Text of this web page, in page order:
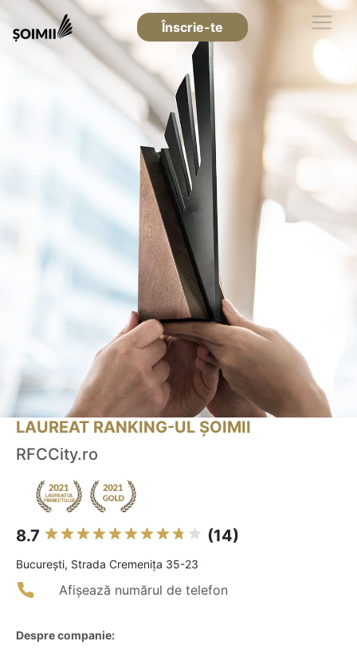
Înscrie-te
LAUREAT RANKING-UL ȘOIMII
RFCCity.ro
8.7 (14)
Bucureşti, Strada Cremenița 35-23
Afișează numărul de telefon
Despre companie: